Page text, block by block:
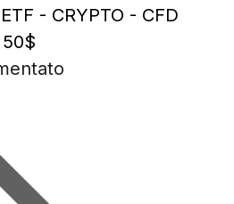
- CRYPTO - CFD
50$